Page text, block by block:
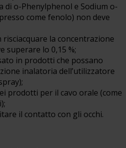
di o-Phenylphenol e Sodium o-
come fenolo) non deve
la concentrazione
superare lo 0,15 %;
in prodotti che possano
inalatoria dell’utilizzatore
prodotti per il cavo orale (come
il contatto con gli occhi.